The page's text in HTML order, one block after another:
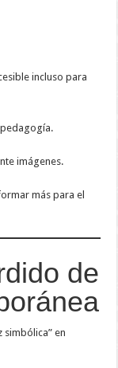
incluso para
imágenes.
más para el
de
simbólica” en